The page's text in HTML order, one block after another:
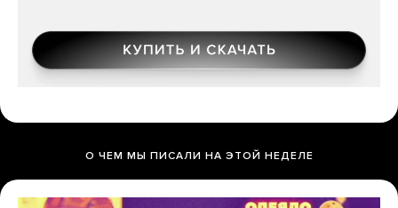
О ЧЕМ МЫ ПИСАЛИ НА ЭТОЙ НЕДЕЛЕ